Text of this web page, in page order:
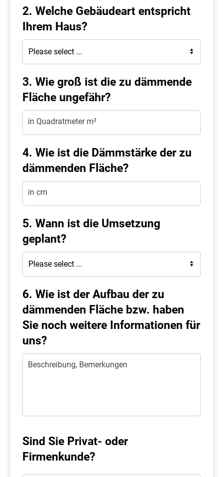
2. Welche Gebäudeart entspricht
Ihrem Haus?
3. Wie groß ist die zu dämmende
Fläche ungefähr?
in Quadratmeter m²
4. Wie ist die Dämmstärke der zu
dämmenden Fläche?
in cm
5. Wann ist die Umsetzung
geplant?
6. Wie ist der Aufbau der zu
dämmenden Fläche bzw. haben
Sie noch weitere Informationen für
uns?
Beschreibung, Bemerkungen
Sind Sie Privat- oder
Firmenkunde?